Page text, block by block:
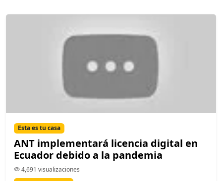
Esta es tu casa
ANT implementará licencia digital en
Ecuador debido a la pandemia
4,691 visualizaciones